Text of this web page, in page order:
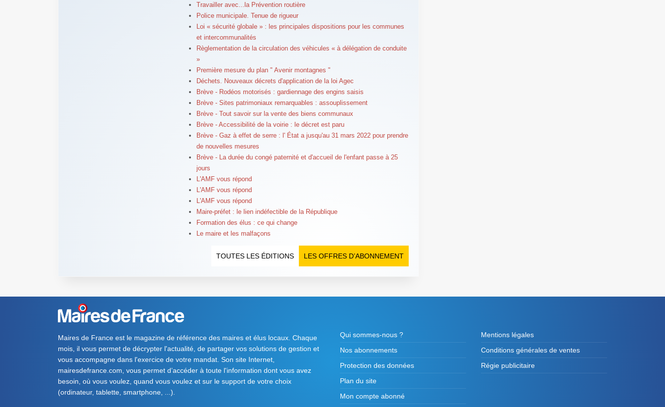
Travailler avec...la Prévention routière
Police municipale. Tenue de rigueur
Loi « sécurité globale » : les principales dispositions pour les communes
et intercommunalités
Règlementation de la circulation des véhicules « à délégation de conduite
»
Première mesure du plan " Avenir montagnes "
Déchets. Nouveaux décrets d'application de la loi Agec
Brève - Rodéos motorisés : gardiennage des engins saisis
Brève - Sites patrimoniaux remarquables : assouplissement
Brève - Tout savoir sur la vente des biens communaux
Brève - Accessibilité de la voirie : le décret est paru
Brève - Gaz à effet de serre : l' État a jusqu'au 31 mars 2022 pour prendre
de nouvelles mesures
Brève - La durée du congé paternité et d'accueil de l'enfant passe à 25
jours
L'AMF vous répond
L'AMF vous répond
L'AMF vous répond
Maire-préfet : le lien indéfectible de la République
Formation des élus : ce qui change
Le maire et les malfaçons
LES OFFRES D’ABONNEMENT
TOUTES LES ÉDITIONS
Maires de France est le magazine de référence des maires et élus locaux. Chaque
mois, il vous permet de décrypter l'actualité, de partager vos solutions de gestion et
vous accompagne dans l'exercice de votre mandat. Son site Internet,
mairesdefrance.com, vous permet d’accéder à toute l'information dont vous avez
besoin, où vous voulez, quand vous voulez et sur le support de votre choix
(ordinateur, tablette, smartphone, ...).
Qui sommes-nous ?
Nos abonnements
Protection des données
Plan du site
Mon compte abonné
Mentions légales
Conditions générales de ventes
Régie publicitaire